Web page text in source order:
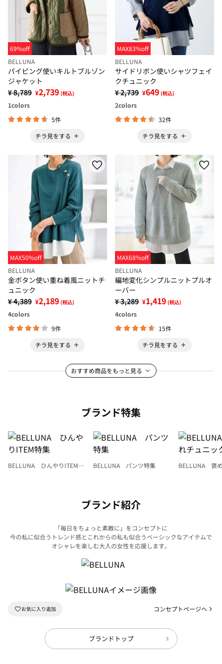
69%off
BELLUNA
パイピング使いキルトブルゾン
ジャケット
¥ 8,789 ¥2,739 (税込)
1colors
5件
チラ見をする
MAX83%off
BELLUNA
サイドリボン使いシャツフェイ
クチュニック
¥ 2,739 ¥649 (税込)
2colors
32件
チラ見をする
MAX50%off
BELLUNA
金ボタン使い重ね着風ニットチ
ュニック
¥ 4,389 ¥2,189 (税込)
4colors
9件
チラ見をする
MAX68%off
BELLUNA
編地変化シンプルニットプルオ
ーバー
¥ 3,289 ¥1,419 (税込)
4colors
15件
チラ見をする
おすすめ商品をもっと見る
ブランド特集
BELLUNA ひんやりITEM特
BELLUNA パンツ特集
BELLUNA 褒
ブランド紹介
「毎日をちょっと素敵に」をコンセプトに
今の私に似合うトレンド感とこれからの私も似合うベーシックなアイテムで
オシャレを楽しむ大人の女性を応援します。
コンセプトページへ
ブランドトップ